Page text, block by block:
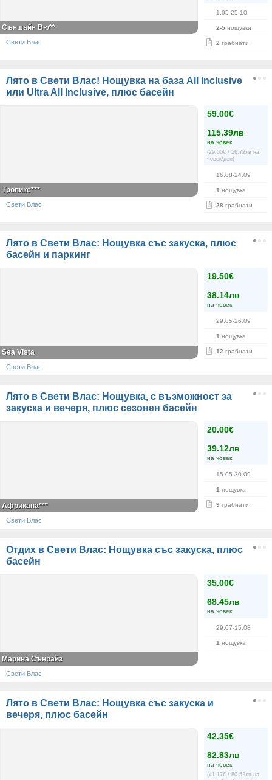
1.05-25.10
2-5 нощувки
2 грабнати
Съншайн Вю**
Свети Влас
Лято в Свети Влас! Нощувка на база All Inclusive
или Ultra All Inclusive, плюс басейн
59.00€
115.39лв
на човек
(29.00€ / 56.72лв на
човек/ден)
16.08-24.09
1 нощувка
28 грабнати
Тропикс***
Свети Влас
Лято в Свети Влас: Нощувка със закуска, плюс
басейн и паркинг
19.50€
38.14лв
на човек
29.05-26.09
1 нощувка
12 грабнати
Sea Vista
Свети Влас
Лято в Свети Влас: Нощувка, с възможност за
закуска и вечеря, плюс сезонен басейн
20.00€
39.12лв
на човек
15.05-30.09
1 нощувка
9 грабнати
Африкана***
Свети Влас
Отдих в Свети Влас: Нощувка със закуска, плюс
басейн
35.00€
68.45лв
на човек
29.07-15.08
1 нощувка
Марина Сънрайз
Свети Влас
Лято в Свети Влас: Нощувка със закуска и
вечеря, плюс басейн
42.35€
82.83лв
на човек
(41.17€ / 80.52лв на